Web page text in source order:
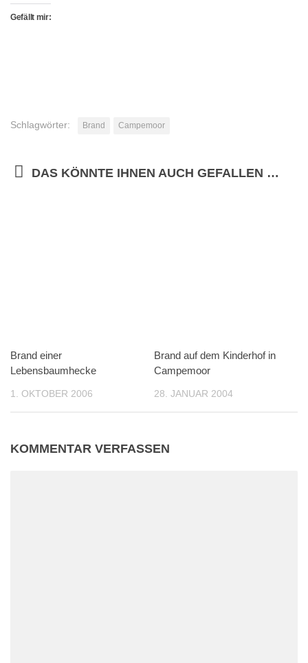
Gefällt mir:
Schlagwörter: Brand Campemoor
DAS KÖNNTE IHNEN AUCH GEFALLEN …
Brand einer
Lebensbaumhecke
1. OKTOBER 2006
Brand auf dem Kinderhof in
Campemoor
28. JANUAR 2004
KOMMENTAR VERFASSEN